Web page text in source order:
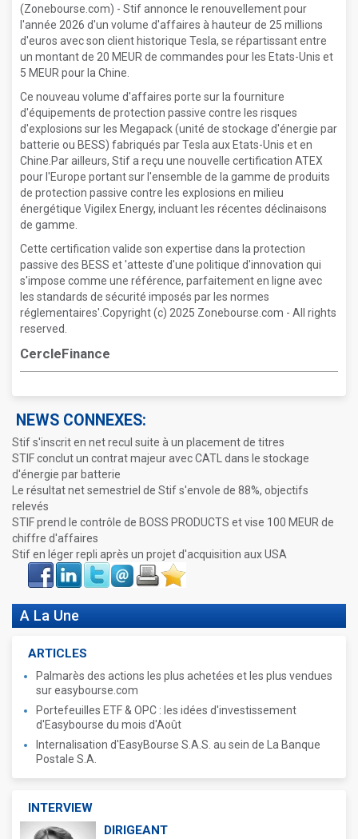
(Zonebourse.com) - Stif annonce le renouvellement pour
l'année 2026 d'un volume d'affaires à hauteur de 25 millions
d'euros avec son client historique Tesla, se répartissant entre
un montant de 20 MEUR de commandes pour les Etats-Unis et
5 MEUR pour la Chine.
Ce nouveau volume d'affaires porte sur la fourniture
d'équipements de protection passive contre les risques
d'explosions sur les Megapack (unité de stockage d'énergie par
batterie ou BESS) fabriqués par Tesla aux Etats-Unis et en
Chine.Par ailleurs, Stif a reçu une nouvelle certification ATEX
pour l'Europe portant sur l'ensemble de la gamme de produits
de protection passive contre les explosions en milieu
énergétique Vigilex Energy, incluant les récentes déclinaisons
de gamme.
Cette certification valide son expertise dans la protection
passive des BESS et 'atteste d'une politique d'innovation qui
s'impose comme une référence, parfaitement en ligne avec
les standards de sécurité imposés par les normes
réglementaires'.Copyright (c) 2025 Zonebourse.com - All rights
reserved.
CercleFinance
NEWS CONNEXES:
Stif s'inscrit en net recul suite à un placement de titres
STIF conclut un contrat majeur avec CATL dans le stockage
d'énergie par batterie
Le résultat net semestriel de Stif s'envole de 88%, objectifs
relevés
STIF prend le contrôle de BOSS PRODUCTS et vise 100 MEUR de
chiffre d'affaires
Stif en léger repli après un projet d'acquisition aux USA
Face
book
LinkIn Twitter Envoyer ImprimerFavoris
A La Une
ARTICLES
Palmarès des actions les plus achetées et les plus vendues
sur easybourse.com
Portefeuilles ETF & OPC : les idées d'investissement
d'Easybourse du mois d'Août
Internalisation d'EasyBourse S.A.S. au sein de La Banque
Postale S.A.
INTERVIEW
DIRIGEANT